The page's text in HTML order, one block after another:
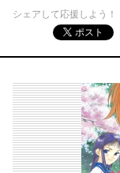
シェアして応援しよう！
ポスト